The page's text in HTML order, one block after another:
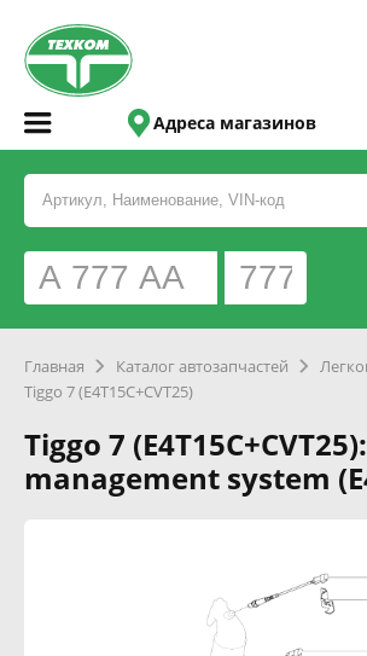
Адреса магазинов
Главная Каталог автозапчастей
Tiggo 7 (E4T15C+CVT25)
Tiggo 7
management system